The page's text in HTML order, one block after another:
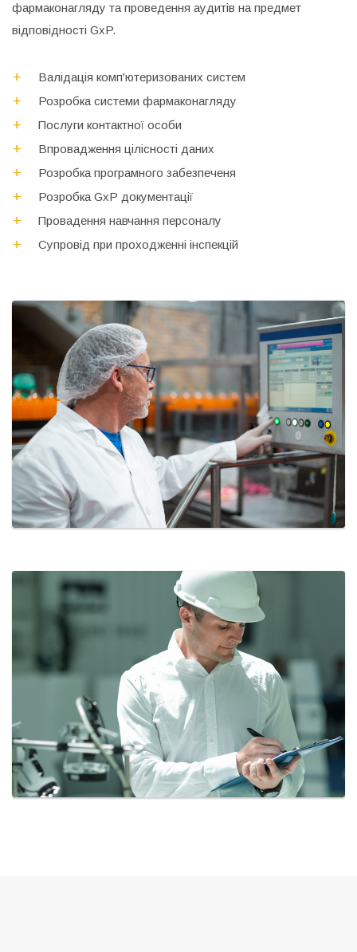
фармаконагляду та проведення аудитів на предмет
відповідності GxP.
Валідація комп'ютеризованих систем
Розробка системи фармаконагляду
Послуги контактної особи
Впровадження цілісності даних
Розробка програмного забезпеченя
Розробка GxP документації
Провадення навчання персоналу
Супровід при проходженні інспекцій
НАЙВИЩА ЯКІСТЬ
НА ВСІ ПОСЛУГИ
ЗАБЕЗПЕЧЕНО